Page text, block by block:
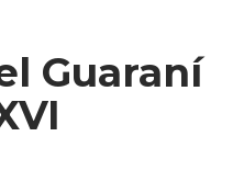
Guaraní